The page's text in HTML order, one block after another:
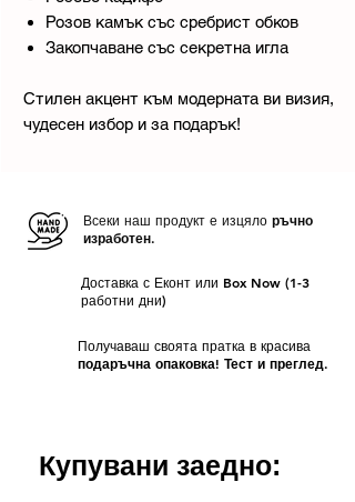
Розов камък със сребрист обков
Закопчаване със секретна игла
Стилен акцент към модерната ви визия,
чудесен избор и за подарък!
Всеки наш продукт е изцяло ръчно
изработен.
Доставка с Еконт или Box Now (1-3
работни дни)
Получаваш своята пратка в красива
подаръчна опаковка! Тест и преглед.
Купувани заедно: